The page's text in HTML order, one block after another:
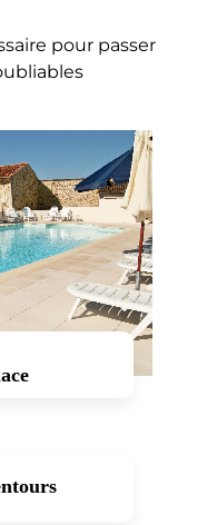
pour passer